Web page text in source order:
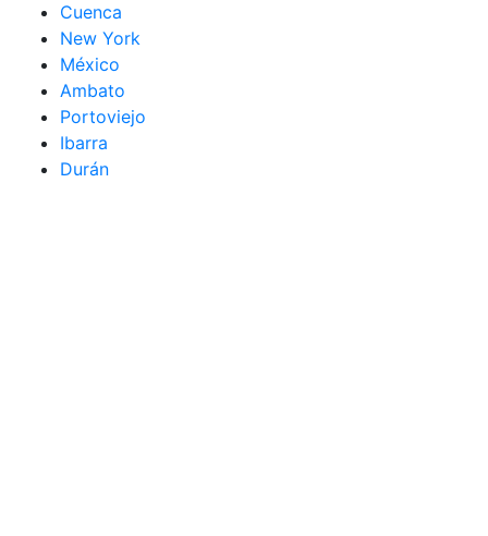
Cuenca
New York
México
Ambato
Portoviejo
Ibarra
Durán